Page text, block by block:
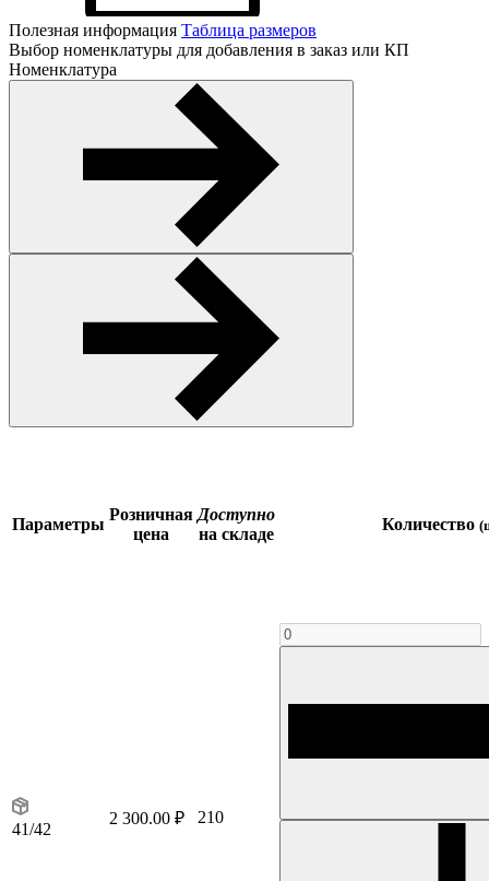
Полезная информация Таблица размеров
Выбор номенклатуры для добавления в заказ или КП
Номенклатура
Параметры
Розничная
цена
Доступно
на складе
Количество
41/42
2 300.00 ₽ 210